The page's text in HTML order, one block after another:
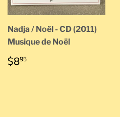
Nadja / Noël - CD (2011)
Musique de Noël
PRIX
RÉGULIER
$895